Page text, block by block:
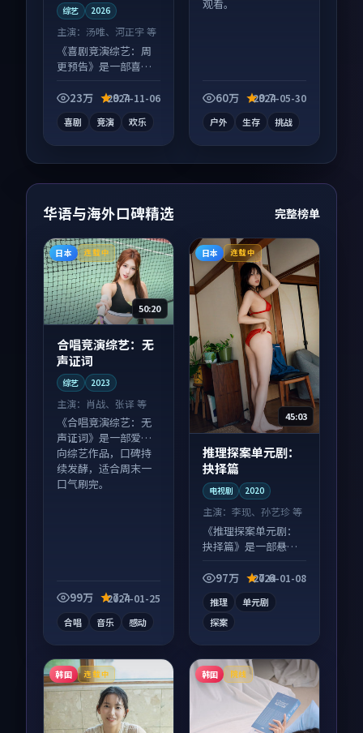
综艺 2026
主演： 汤唯、河正宇 等
《喜剧竞演综艺：周
更预告》是一部喜剧
成长为内核，情感戏
23万 9.7
2024-11-06
喜剧 竞演 欢乐
观看。
60万 9.7
2024-05-30
户外 生存 挑战
华语与海外口碑精选 完整榜单
日本 连载中
50:20
合唱竞演综艺：无
声证词
综艺 2023
主演： 肖战、张译 等
《合唱竞演综艺：无
声证词》是一部爱情
向综艺作品，口碑持
续发酵，适合周末一
口气刷完。
99万 7.7
2024-01-25
合唱 音乐 感动
日本 连载中
45:03
推理探案单元剧：
抉择篇
电视剧 2020
主演：李现、孙艺珍 等
《推理探案单元剧：
抉择篇》是一部悬疑
紧凑信息量大，适合
97万 7.6
2024-01-08
推理
单元剧
探案
韩国 连载中 韩国 院线